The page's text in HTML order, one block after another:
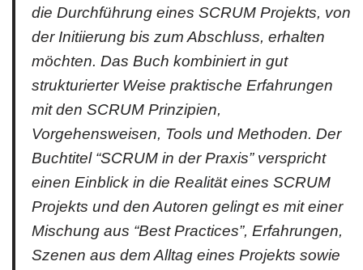
die Durchführung eines SCRUM Projekts, von
der Initiierung bis zum Abschluss, erhalten
möchten. Das Buch kombiniert in gut
strukturierter Weise praktische Erfahrungen
mit den SCRUM Prinzipien,
Vorgehensweisen, Tools und Methoden. Der
Buchtitel “SCRUM in der Praxis” verspricht
einen Einblick in die Realität eines SCRUM
Projekts und den Autoren gelingt es mit einer
Mischung aus “Best Practices”, Erfahrungen,
Szenen aus dem Alltag eines Projekts sowie